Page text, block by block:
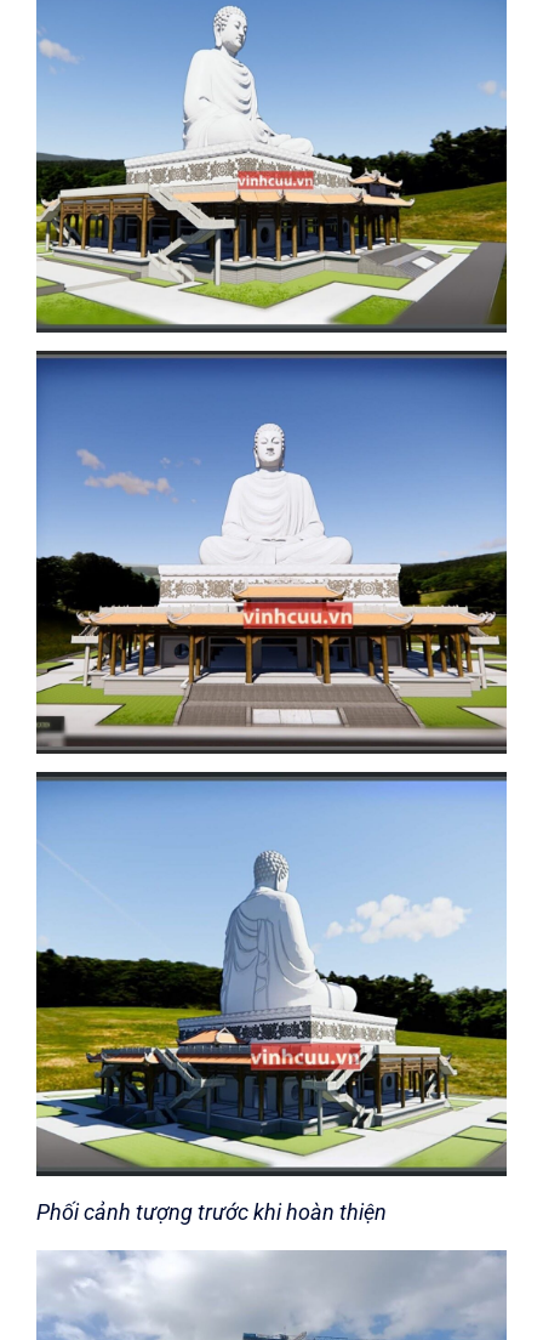
Phối cảnh tượng trước khi hoàn thiện